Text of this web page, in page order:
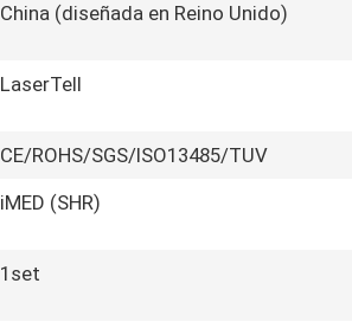
China (diseñada en Reino Unido)
LaserTell
CE/ROHS/SGS/ISO13485/TUV
iMED (SHR)
1set